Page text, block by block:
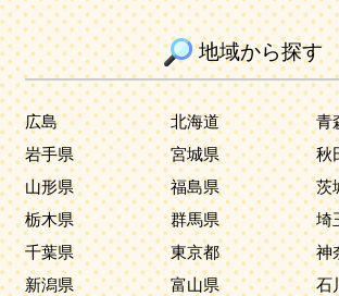
地域から探す
広島 北海道
青
岩手県
宮城県
秋
山形県
福島県
茨
栃木県
群馬県
埼
千葉県
東京都
神
新潟県
富山県
石